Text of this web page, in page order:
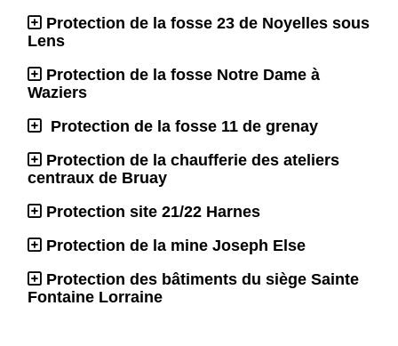
Protection de la fosse 23 de Noyelles sous
Lens
Protection de la fosse Notre Dame à
Waziers
Protection de la fosse 11 de grenay
Protection de la chaufferie des ateliers
centraux de Bruay
Protection site 21/22 Harnes
Protection de la mine Joseph Else
Protection des bâtiments du siège Sainte
Fontaine Lorraine